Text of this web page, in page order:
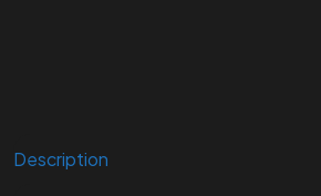
Description